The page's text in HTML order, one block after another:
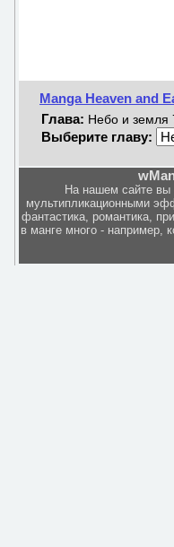
Manga Heaven and
Глава: Небо и земля
Выберите главу:
На нашем сайте вы
мультипликационными
фантастика, романтика,
в манге много - например,